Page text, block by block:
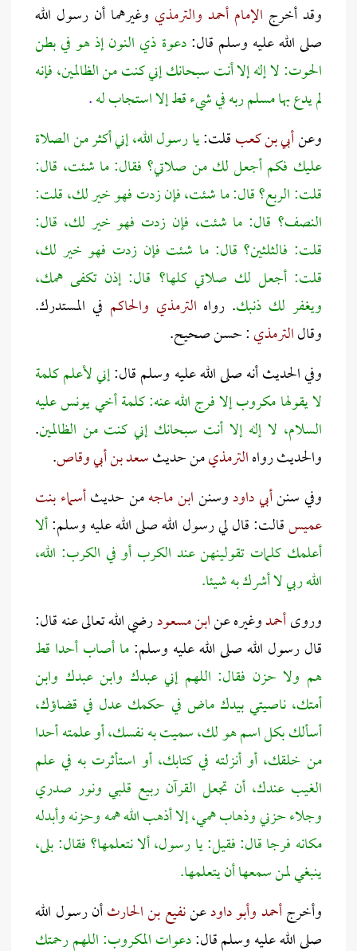
وقد أخرج الإمام أحمد والترمذي وغيرهما أن رسول الله
صلى الله عليه وسلم قال:دعوة ذي النون إذ هو في بطن
الحوت: لا إله إلا أنت سبحانك إني كنت من الظالمين، فإنه
لم يدع بها مسلم ربه في شيء قط إلا استجاب له.
وعنأبي بن كعبقلت:يا رسول الله، إني أكثر من الصلاة
عليك فكم أجعل لك من صلاتي؟ فقال: ما شئت، قال:
قلت: الربع؟ قال: ما شئت، فإن زدت فهو خير لك، قلت:
النصف؟ قال: ما شئت، فإن زدت فهو خير لك، قال:
قلت: فالثلثين؟ قال: ما شئت فإن زدت فهو خير لك،
قلت: أجعل لك صلاتي كلها؟ قال: إذن تكفى همك،
ويغفر لك ذنبك. رواه الترمذي والحاكم في المستدرك.
وقالالترمذي: حسن صحيح.
وفي الحديث أنه صلى الله عليه وسلم قال:إني لأعلم كلمة
لا يقولها مكروب إلا فرج الله عنه: كلمة أخي يونس عليه
السلام، لا إله إلا أنت سبحانك إني كنت من الظالمين.
والحديث رواهالترمذيمن حديثسعد بن أبي وقاص.
وفي سننأبي داودوسننابن ماجهمن حديثأسماء بنت
عميسقالت: قال لي رسول الله صلى الله عليه وسلم:ألا
أعلمك كلمات تقولينهن عند الكرب أو في الكرب: الله،
الله ربي لا أشرك به شيئا.
وروىأحمدوغيره عنابن مسعودرضي الله تعالى عنه قال:
قال رسول الله صلى الله عليه وسلم:ما أصاب أحدا قط
هم ولا حزن فقال: اللهم إني عبدك وابن عبدك وابن
أمتك، ناصيتي بيدك ماض في حكمك عدل في قضاؤك،
أسألك بكل اسم هو لك، سميت به نفسك، أو علمته أحدا
من خلقك، أو أنزلته في كتابك، أو استأثرت به في علم
الغيب عندك، أن تجعل القرآن ربيع قلبي ونور صدري
وجلاء حزني وذهاب همي، إلا أذهب الله همه وحزنه وأبدله
مكانه فرجا قال: فقيل: يا رسول، ألا نتعلمها؟ فقال: بلى،
ينبغي لمن سمعها أن يتعلمها.
وأخرجأحمد وأبو داودعننفيع بن الحارثأن رسول الله
صلى الله عليه وسلم قال:دعوات المكروب: اللهم رحمتك